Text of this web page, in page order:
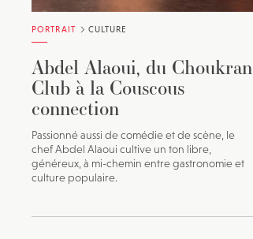
PORTRAIT CULTURE
Abdel Alaoui, du Choukran
Club à la Couscous
connection
Passionné aussi de comédie et de scène, le
chef Abdel Alaoui cultive un ton libre,
généreux, à mi-chemin entre gastronomie et
culture populaire.